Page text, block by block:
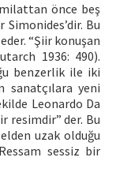
önce beş
Simonides’dir. Bu
“Şiir konuşan
1936: 490).
benzerlik ile iki
sanatçılara yeni
Leonardo Da
resimdir” der. Bu
uzak olduğu
sessiz bir